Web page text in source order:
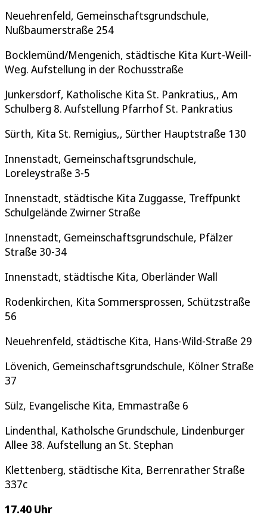
Neuehrenfeld, Gemeinschaftsgrundschule,
Nußbaumerstraße 254
Bocklemünd/Mengenich, städtische Kita Kurt-Weill-
Weg. Aufstellung in der Rochusstraße
Junkersdorf, Katholische Kita St. Pankratius,, Am
Schulberg 8. Aufstellung Pfarrhof St. Pankratius
Sürth, Kita St. Remigius,, Sürther Hauptstraße 130
Innenstadt, Gemeinschaftsgrundschule,
Loreleystraße 3-5
Innenstadt, städtische Kita Zuggasse, Treffpunkt
Schulgelände Zwirner Straße
Innenstadt, Gemeinschaftsgrundschule, Pfälzer
Straße 30-34
Innenstadt, städtische Kita, Oberländer Wall
Rodenkirchen, Kita Sommersprossen, Schützstraße
56
Neuehrenfeld, städtische Kita, Hans-Wild-Straße 29
Lövenich, Gemeinschaftsgrundschule, Kölner Straße
37
Sülz, Evangelische Kita, Emmastraße 6
Lindenthal, Katholsche Grundschule, Lindenburger
Allee 38. Aufstellung an St. Stephan
Klettenberg, städtische Kita, Berrenrather Straße
337c
17.40 Uhr